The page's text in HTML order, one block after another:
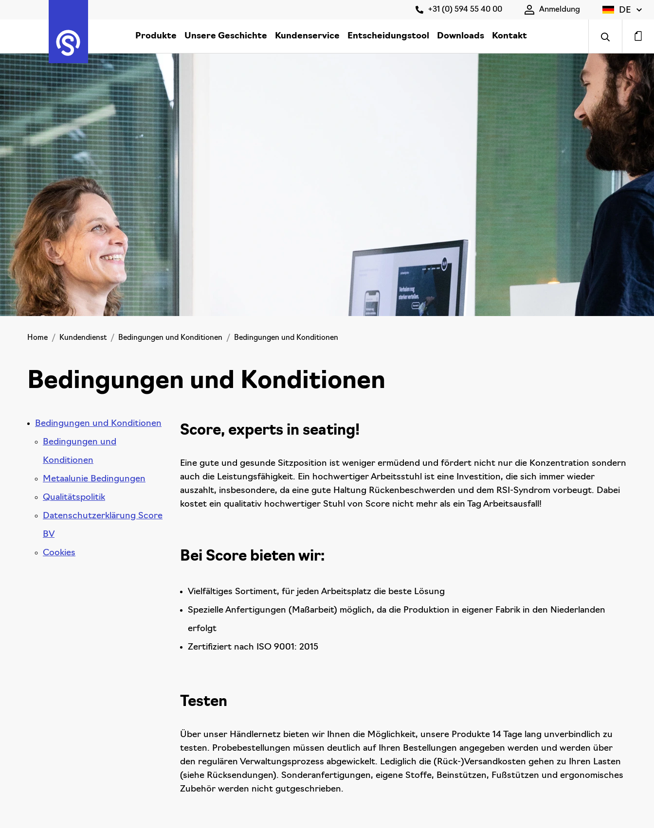
+31 (0) 594 55 40 00 Anmeldung DE
Produkte Unsere Geschichte Kundenservice Entscheidungstool Downloads Kontakt
Home Kundendienst Bedingungen und Konditionen Bedingungen und Konditionen
Bedingungen und Konditionen
Bedingungen und Konditionen
Bedingungen und
Konditionen
Metaalunie Bedingungen
Qualitätspolitik
Datenschutzerklärung Score
BV
Cookies
Score, experts in seating!
Eine gute und gesunde Sitzposition ist weniger ermüdend und fördert nicht nur die Konzentration sondern
auch die Leistungsfähigkeit. Ein hochwertiger Arbeitsstuhl ist eine Investition, die sich immer wieder
auszahlt, insbesondere, da eine gute Haltung Rückenbeschwerden und dem RSI-Syndrom vorbeugt. Dabei
kostet ein qualitativ hochwertiger Stuhl von Score nicht mehr als ein Tag Arbeitsausfall!
Bei Score bieten wir:
Vielfältiges Sortiment, für jeden Arbeitsplatz die beste Lösung
Spezielle Anfertigungen (Maßarbeit) möglich, da die Produktion in eigener Fabrik in den Niederlanden
erfolgt
Zertifiziert nach ISO 9001: 2015
Testen
Über unser Händlernetz bieten wir Ihnen die Möglichkeit, unsere Produkte 14 Tage lang unverbindlich zu
testen. Probebestellungen müssen deutlich auf Ihren Bestellungen angegeben werden und werden über
den regulären Verwaltungsprozess abgewickelt. Lediglich die (Rück-)Versandkosten gehen zu Ihren Lasten
(siehe Rücksendungen). Sonderanfertigungen, eigene Stoffe, Beinstützen, Fußstützen und ergonomisches
Zubehör werden nicht gutgeschrieben.